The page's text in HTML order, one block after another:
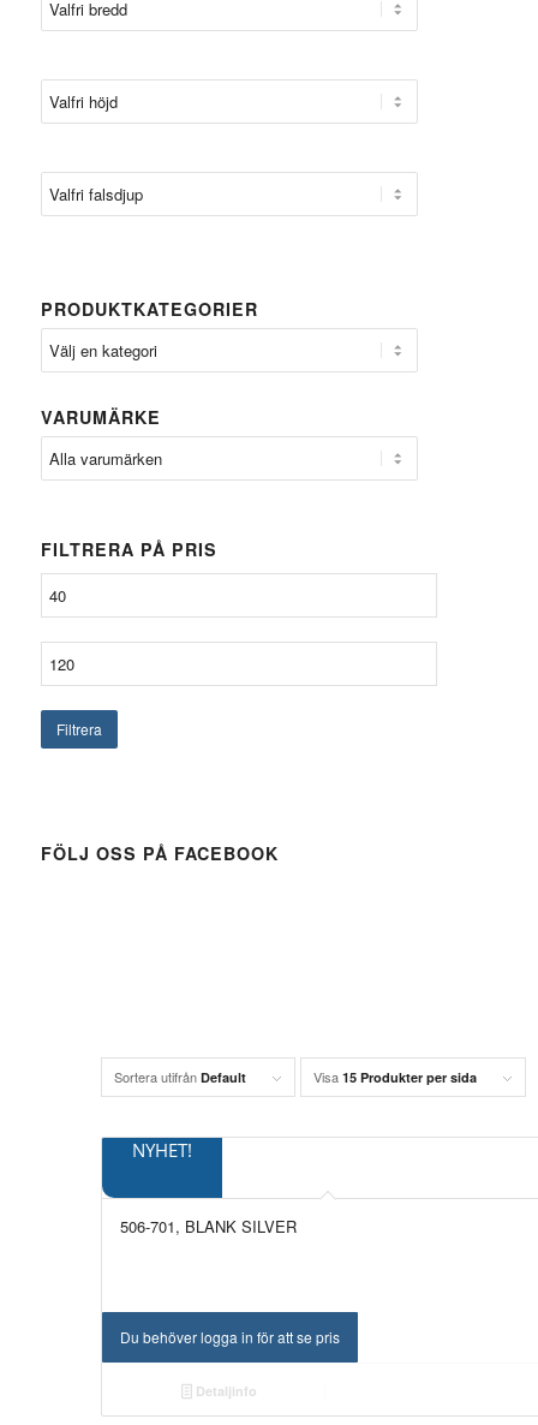
Sortera utifrån Default Visa 15 Produkter per sida
NYHET!
506-701, BLANK SILVER
Du behöver logga in för att se pris
Detaljinfo
PRODUKTKATEGORIER
VARUMÄRKE
FILTRERA PÅ PRIS
Filtrera
FÖLJ OSS PÅ FACEBOOK